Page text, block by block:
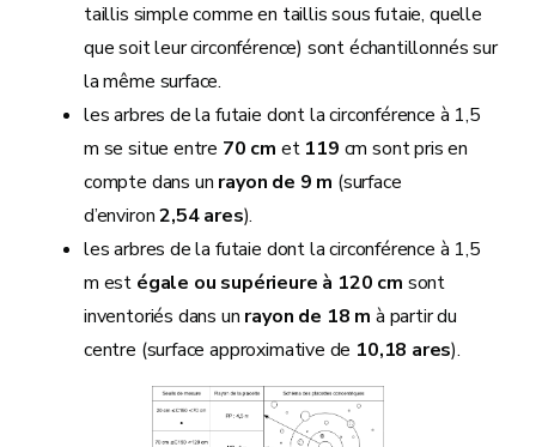
taillis simple comme en taillis sous futaie, quelle
que soit leur circonférence) sont échantillonnés sur
la même surface.
les arbres de la futaie dont la circonférence à 1,5
m se situe entre 70 cm et 119 cm sont pris en
compte dans un rayon de 9 m (surface
d’environ2,54 ares).
les arbres de la futaie dont la circonférence à 1,5
m est égale ou supérieure à 120 cm sont
inventoriés dans un rayon de 18 m à partir du
centre (surface approximative de 10,18 ares).